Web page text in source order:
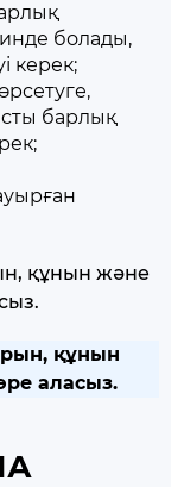
болады,
керек;
барлық
құнын және
құнын
аласыз.